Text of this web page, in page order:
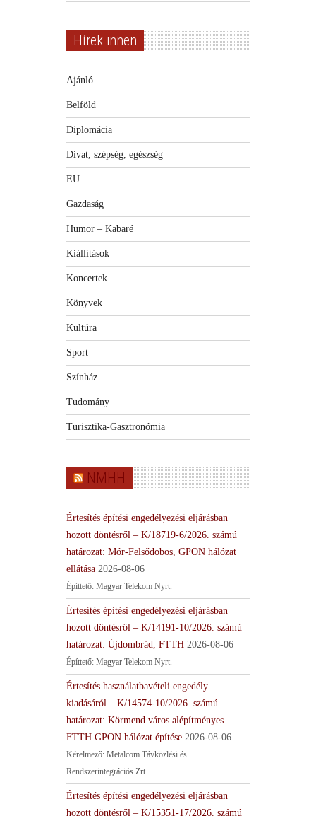
Hírek innen
Ajánló
Belföld
Diplomácia
Divat, szépség, egészség
EU
Gazdaság
Humor – Kabaré
Kiállítások
Koncertek
Könyvek
Kultúra
Sport
Színház
Tudomány
Turisztika-Gasztronómia
NMHH
Értesítés építési engedélyezési eljárásban
hozott döntésről – K/18719-6/2026. számú
határozat: Mór-Felsődobos, GPON hálózat
ellátása 2026-08-06
Építtető: Magyar Telekom Nyrt.
Értesítés építési engedélyezési eljárásban
hozott döntésről – K/14191-10/2026. számú
határozat: Újdombrád, FTTH 2026-08-06
Építtető: Magyar Telekom Nyrt.
Értesítés használatbavételi engedély
kiadásáról – K/14574-10/2026. számú
határozat: Körmend város alépítményes
FTTH GPON hálózat építése 2026-08-06
Kérelmező: Metalcom Távközlési és
Rendszerintegrációs Zrt.
Értesítés építési engedélyezési eljárásban
hozott döntésről – K/15351-17/2026. számú